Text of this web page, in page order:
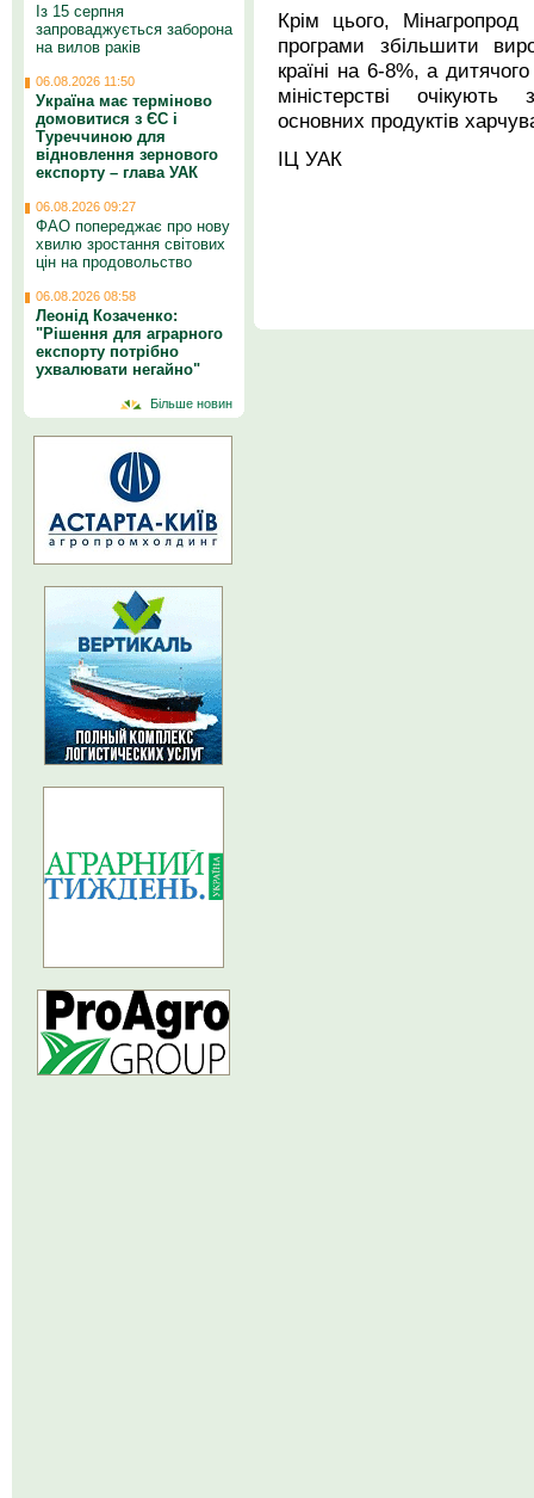
Крім цього, Мінагропрод
програми збільшити
країні на 6-8%, а
міністерстві
основних продуктів
ІЦ УАК
Із 15 серпня
запроваджується заборона
на вилов раків
06.08.2026 11:50
Україна має терміново
домовитися з ЄС і
Туреччиною для
відновлення зернового
експорту – глава УАК
06.08.2026 09:27
ФАО попереджає про нову
хвилю зростання світових
цін на продовольство
06.08.2026 08:58
Леонід Козаченко:
"Рішення для аграрного
експорту потрібно
ухвалювати негайно"
Більше новин